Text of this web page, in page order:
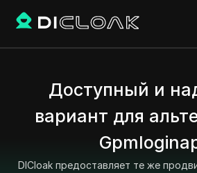
Доступный и
вариант для
DICloak предоставляет те же